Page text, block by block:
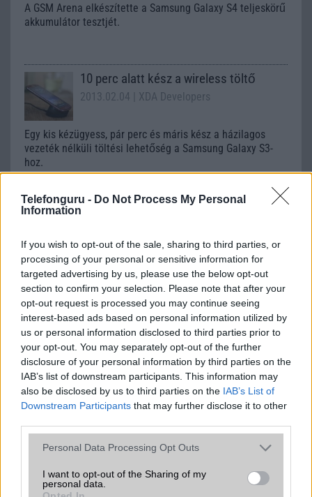
Telefonguru - Do Not Process My Personal
Information
If you wish to opt-out of the sale, sharing to third parties, or
processing of your personal or sensitive information for
targeted advertising by us, please use the below opt-out
section to confirm your selection. Please note that after your
opt-out request is processed you may continue seeing
interest-based ads based on personal information utilized by
us or personal information disclosed to third parties prior to
your opt-out. You may separately opt-out of the further
disclosure of your personal information by third parties on the
IAB’s list of downstream participants. This information may
also be disclosed by us to third parties on the IAB’s List of
Downstream Participants that may further disclose it to other
Please note that this website/app uses one or more Google
not limited to your visit or usage behaviour. You may click to
grant or deny consent to Google and its third-party tags to
Personal Data Processing Opt Outs
I want to opt-out of the Sharing of my
personal data.
A GSM Arena elkészítette a Samsung Galaxy S4 teljeskörű
akkumulátor tesztjét.
10 perc alatt kész a wireless töltő
2013.02.04 | XDA Developers
Egy kis kézügyess, pár perc és máris kész a házilagos
vezeték nélküli töltési lehetőség a Samsung Galaxy S3-
hoz.
A világ első Samsung Galaxy S IV
videója!
A nagyobbik dél-koreai gyártó csütörtökön bemutatásra
kerülő idei csúcsmobilja videón látható!
KAPCSOLÓDÓ HÍREK
13 megapixeles kamera a Samsung Galaxy S IV-ben
Samsung Galaxy S IV: 13 megapixel, négy mag, 5 col
Ezek az első Samsung Galaxy S IV kameraképek!